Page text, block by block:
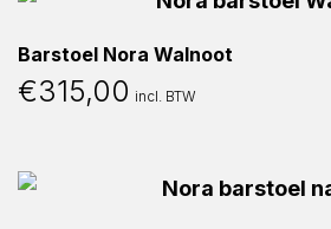
Barstoel Nora Walnoot
€315,00 incl. BTW